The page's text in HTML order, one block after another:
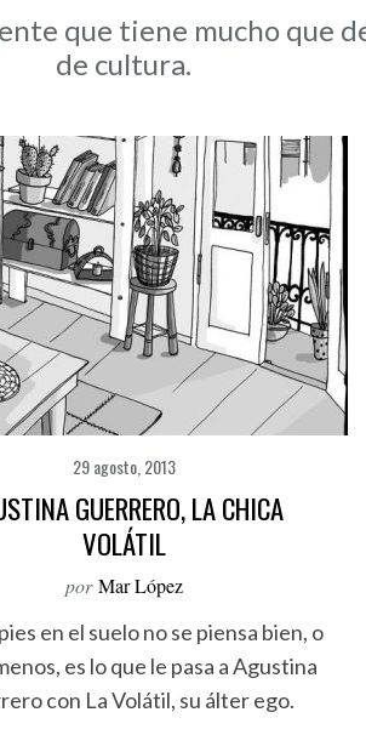
que tiene mucho que
de cultura.
29 agosto, 2013
GUERRERO, LA CHICA
VOLÁTIL
por Mar López
en el suelo no se piensa bien, o
es lo que le pasa a Agustina
con La Volátil, su álter ego.